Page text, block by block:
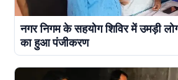
नगर निगम के सहयोग शिविर में उमड़ी
का हुआ पंजीकरण